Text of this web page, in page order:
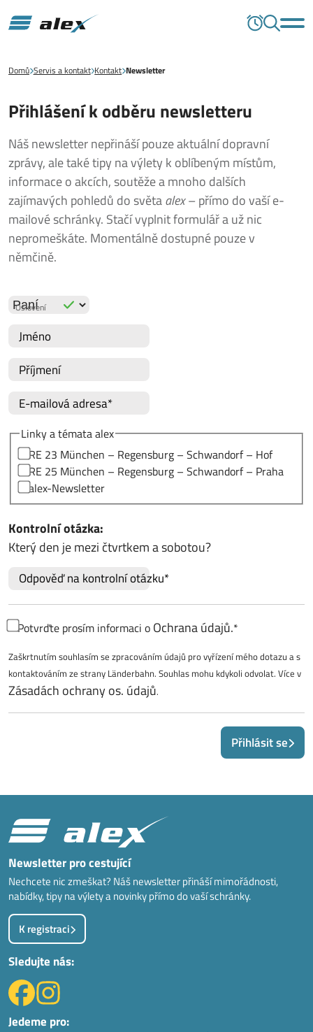
Domů Servis a kontakt Kontakt Newsletter
Přihlášení k odběru newsletteru
Náš newsletter nepřináší pouze aktuální dopravní
zprávy, ale také tipy na výlety k oblíbeným místům,
informace o akcích, soutěže a mnoho dalších
zajímavých pohledů do světaalex– přímo do vaší e-
mailové schránky. Stačí vyplnit formulář a už nic
nepromeškáte. Momentálně dostupné pouze v
němčině.
Oslovení
Jméno
Příjmení
E-mailová adresa*
Linky a témata alex
RE 23 München – Regensburg – Schwandorf – Hof
RE 25 München – Regensburg – Schwandorf – Praha
alex-Newsletter
Kontrolní otázka:
Který den je mezi čtvrtkem a sobotou?
Odpověď na kontrolní otázku*
Potvrďte prosím informaci o Ochrana údajů.*
Zaškrtnutím souhlasím se zpracováním údajů pro vyřízení mého dotazu a s
kontaktováním ze strany Länderbahn. Souhlas mohu kdykoli odvolat. Více v
Zásadách ochrany os. údajů.
Přihlásit se
Newsletter pro cestující
Nechcete nic zmeškat? Náš newsletter přináší mimořádnosti,
nabídky, tipy na výlety a novinky přímo do vaší schránky.
K registraci
Sledujte nás:
Jedeme pro: